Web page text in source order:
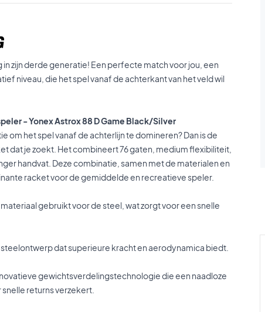
in zijn derde generatie! Een perfecte match voor jou, een
niveau, die het spel vanaf de achterkant van het veld wil
- Yonex Astrox 88 D Game Black/Silver
om het spel vanaf de achterlijn te domineren? Dan is de
dat je zoekt. Het combineert 76 gaten, medium flexibiliteit,
handvat. Deze combinatie, samen met de materialen en
racket voor de gemiddelde en recreatieve speler.
gebruikt voor de steel, wat zorgt voor een snelle
dat superieure kracht en aerodynamica biedt.
gewichtsverdelingstechnologie die een naadloze
returns verzekert.